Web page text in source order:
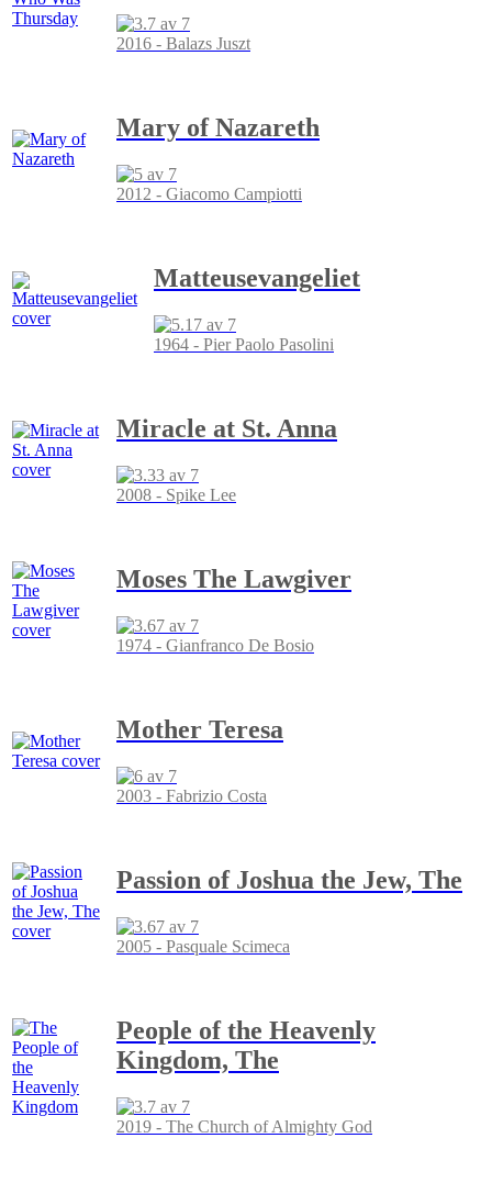
2016 - Balazs Juszt
Mary of Nazareth
2012 - Giacomo Campiotti
Matteusevangeliet
1964 - Pier Paolo Pasolini
Miracle at St. Anna
2008 - Spike Lee
Moses The Lawgiver
1974 - Gianfranco De Bosio
Mother Teresa
2003 - Fabrizio Costa
Passion of Joshua the Jew, The
2005 - Pasquale Scimeca
People of the Heavenly
Kingdom, The
2019 - The Church of Almighty God